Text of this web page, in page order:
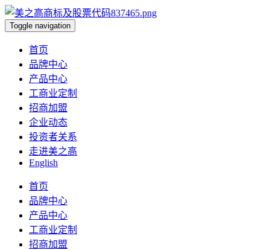
Toggle navigation
首页
品牌中心
产品中心
工商业定制
招商加盟
企业动态
投资者关系
走进美之高
English
首页
品牌中心
产品中心
工商业定制
招商加盟